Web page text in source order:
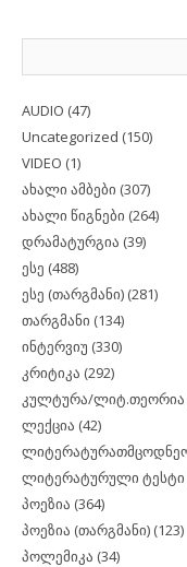
AUDIO (47)
Uncategorized (150)
VIDEO (1)
ახალი ამბები (307)
ახალი წიგნები (264)
დრამატურგია (39)
ესე (488)
ესე (თარგმანი) (281)
თარგმანი (134)
ინტერვიუ (330)
კრიტიკა (292)
კულტურა/ლიტ.თეორია
ლექცია (42)
ლიტერატურული ტესტი
პოეზია (364)
პოეზია (თარგმანი) (123)
პოლემიკა (34)